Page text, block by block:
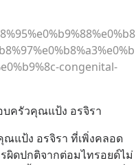
congenital-
บครัวคุณแป้ง อรจิรา
แป้ง อรจิรา ที่เพิ่งคลอด
ผิดปกติจากต่อมไทรอยด์ไม่